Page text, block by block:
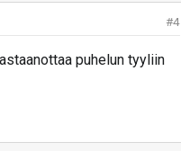
#4
puhelun tyyliin